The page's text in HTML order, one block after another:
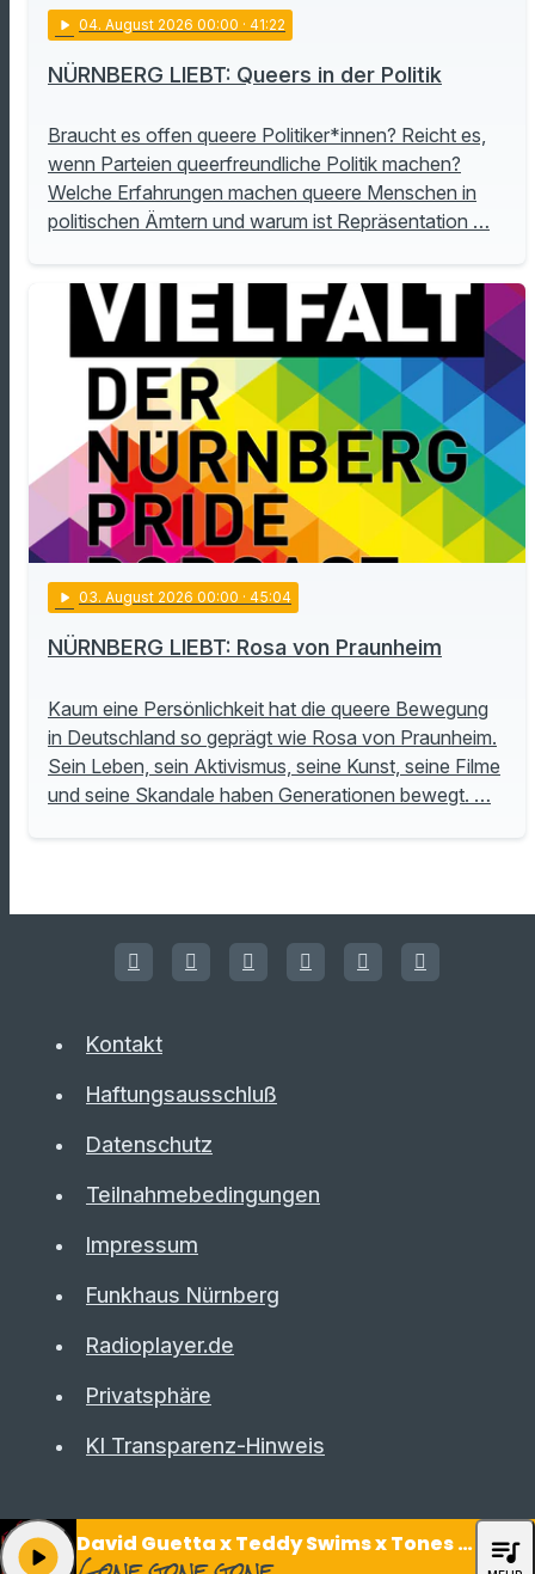
play_arrow 04. August 2026 00:00 · 41:22
NÜRNBERG LIEBT: Queers in der Politik
Braucht es offen queere Politiker*innen? Reicht es,
wenn Parteien queerfreundliche Politik machen?
Welche Erfahrungen machen queere Menschen in
politischen Ämtern und warum ist Repräsentation …
play_arrow 03. August 2026 00:00 · 45:04
NÜRNBERG LIEBT: Rosa von Praunheim
Kaum eine Persönlichkeit hat die queere Bewegung
in Deutschland so geprägt wie Rosa von Praunheim.
Sein Leben, sein Aktivismus, seine Kunst, seine Filme
und seine Skandale haben Generationen bewegt. …
Kontakt
Haftungsausschluß
Datenschutz
Teilnahmebedingungen
Impressum
Funkhaus Nürnberg
Radioplayer.de
Privatsphäre
KI Transparenz-Hinweis
David Guetta x Teddy Swims x Tones And I
play_arrow queue_music